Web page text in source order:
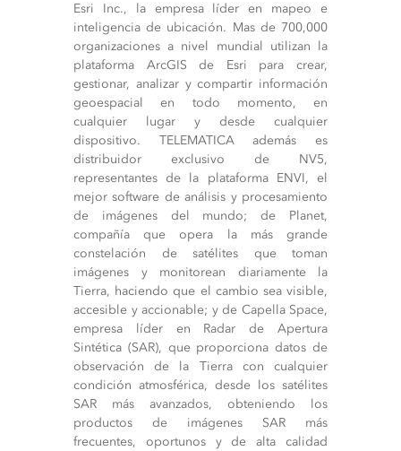
Esri Inc., la empresa líder en mapeo e
inteligencia de ubicación. Mas de 700,000
organizaciones a nivel mundial utilizan la
plataforma ArcGIS de Esri para crear,
gestionar, analizar y compartir información
geoespacial en todo momento, en
cualquier lugar y desde cualquier
dispositivo. TELEMATICA además es
distribuidor exclusivo de NV5,
representantes de la plataforma ENVI, el
mejor software de análisis y procesamiento
de imágenes del mundo; de Planet,
compañía que opera la más grande
constelación de satélites que toman
imágenes y monitorean diariamente la
Tierra, haciendo que el cambio sea visible,
accesible y accionable; y de Capella Space,
empresa líder en Radar de Apertura
Sintética (SAR), que proporciona datos de
observación de la Tierra con cualquier
condición atmosférica, desde los satélites
SAR más avanzados, obteniendo los
productos de imágenes SAR más
frecuentes, oportunos y de alta calidad